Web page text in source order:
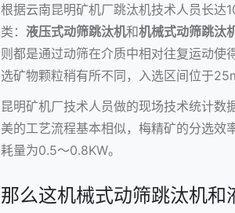
根据云南昆明矿机厂跳汰机技术人员长达
类： 液压式动筛跳汰机和机械式动筛跳汰
则都是通过动筛在介质中相对往复运动使
选矿物颗粒稍有所不同，入选区间位于
昆明矿机厂技术人员做的现场技术统计
美的工艺流程基本相似，梅精矿的分选
耗量为0.5～0.8KW。
那么这机械式动筛跳汰机和